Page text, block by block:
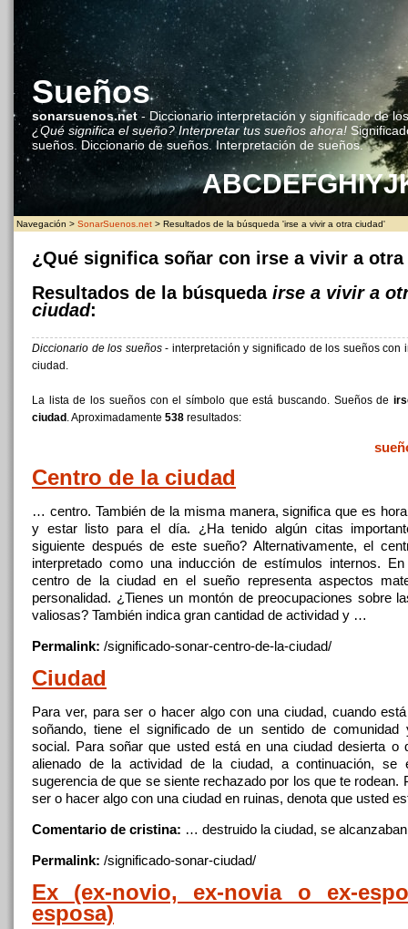
Sueños
sonarsuenos.net- Diccionario interpretación y significado de
¿Qué significa el sueño? Interpretar tus sueños ahora!
sueños. Diccionario de sueños. Interpretación de sueños.
ABCDEFGHIYJ
Navegación > SonarSuenos.net > Resultados de la búsqueda 'irse a vivir a otra ciudad'
¿Qué significa soñar con irse a vivir a otra
Resultados de la búsqueda irse a vivir a
ciudad:
Diccionario de los sueños- interpretación y significado de los sueños con
ciudad.
La lista de los sueños con el símbolo que está buscando. Sueños de
ciudad . Aproximadamente 538 resultados:
Centro de la ciudad
… centro. También de la misma manera, significa que es
y estar listo para el día. ¿Ha tenido algún citas
siguiente después de este sueño? Alternativamente, el
interpretado como una inducción de estímulos internos.
centro de laciudad en el sueño representa aspectos
personalidad. ¿Tienes un montón de preocupaciones sobre
valiosas? También indica gran cantidad de actividad y …
Permalink: /significado-sonar-centro-de-la-ciudad/
Ciudad
Para ver, para ser o hacer algo con una ciudad, cuando
soñando, tiene el significado de un sentido de comunidad
social. Para soñar que usted está en unaciudad desierta o
alienado de la actividad de la ciudad, acontinuación, se
sugerencia de que se siente rechazado por los que te rodean.
ser o hacer algo con una ciudad en ruinas, denota que usted
Comentario de cristina: … destruido la ciudad, se
Permalink: /significado-sonar-ciudad/
Ex (ex-novio, ex-novia o ex-
esposa)